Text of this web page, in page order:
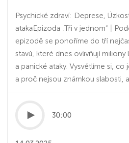
Psychické zdraví: Deprese,
atakaEpizoda „Tři v jednom“ |
epizodě se ponoříme do tří
stavů, které dnes ovlivňují
a panické ataky. Vysvětlíme si, co
a proč nejsou známkou slabosti,
30:00